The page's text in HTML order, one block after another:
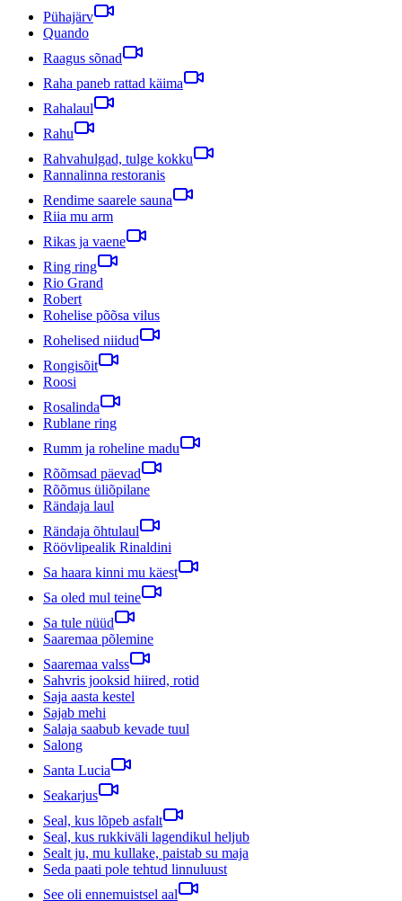
Pühajärv
Quando
Raagus sõnad
Raha paneb rattad käima
Rahalaul
Rahu
Rahvahulgad, tulge kokku
Rannalinna restoranis
Rendime saarele sauna
Riia mu arm
Rikas ja vaene
Ring ring
Rio Grand
Robert
Rohelise põõsa vilus
Rohelised niidud
Rongisõit
Roosi
Rosalinda
Rublane ring
Rumm ja roheline madu
Rõõmsad päevad
Rõõmus üliõpilane
Rändaja laul
Rändaja õhtulaul
Röövlipealik Rinaldini
Sa haara kinni mu käest
Sa oled mul teine
Sa tule nüüd
Saaremaa põlemine
Saaremaa valss
Sahvris jooksid hiired, rotid
Saja aasta kestel
Sajab mehi
Salaja saabub kevade tuul
Salong
Santa Lucia
Seakarjus
Seal, kus lõpeb asfalt
Seal, kus rukkiväli lagendikul heljub
Sealt ju, mu kullake, paistab su maja
Seda paati pole tehtud linnuluust
See oli ennemuistsel aal